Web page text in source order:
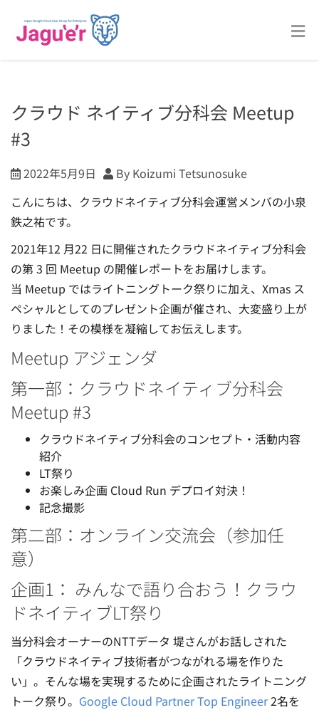
クラウド ネイティブ分科会 Meetup
#3
2022年5月9日
By Koizumi Tetsunosuke
こんにちは、クラウドネイティブ分科会運営メンバの小泉
鉄之祐です。
2021年12 月22 日に開催されたクラウドネイティブ分科会
の第 3 回 Meetup の開催レポートをお届けします。
当 Meetup ではライトニングトーク祭りに加え、Xmas ス
ペシャルとしてのプレゼント企画が催され、大変盛り上が
りました！その模様を凝縮してお伝えします。
Meetup アジェンダ
第一部：クラウドネイティブ分科会
Meetup #3
クラウドネイティブ分科会のコンセプト・活動内容
紹介
LT祭り
お楽しみ企画 Cloud Run デプロイ対決！
記念撮影
第二部：オンライン交流会（参加任
意）
企画1： みんなで語り合おう！クラウ
ドネイティブLT祭り
当分科会オーナーのNTTデータ 堤さんがお話しされた
「クラウドネイティブ技術者がつながれる場を作りた
い」。そんな場を実現するために企画されたライトニング
トーク祭り。 Google Cloud Partner Top Engineer2名を